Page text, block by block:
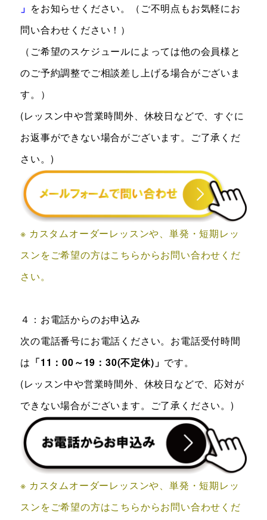
」 をお知らせください。（ご不明点もお気軽にお
問い合わせください！）
（ご希望のスケジュールによっては他の会員様と
のご予約調整でご相談差し上げる場合がございま
す。）
(レッスン中や営業時間外、休校日などで、すぐに
お返事ができない場合がございます。ご了承くだ
さい。)
※ カスタムオーダーレッスンや、単発・短期レッ
スンをご希望の方はこちらからお問い合わせくだ
さい。
４：お電話からのお申込み
次の電話番号にお電話ください。お電話受付時間
は 「11：00～19：30(不定休)」 です。
(レッスン中や営業時間外、休校日などで、応対が
できない場合がございます。ご了承ください。)
※ カスタムオーダーレッスンや、単発・短期レッ
スンをご希望の方はこちらからお問い合わせくだ